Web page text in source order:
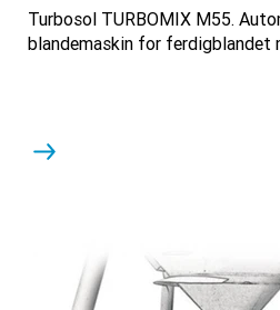
Turbosol TURBOMIX M55.
blandemaskin for ferdigblandet